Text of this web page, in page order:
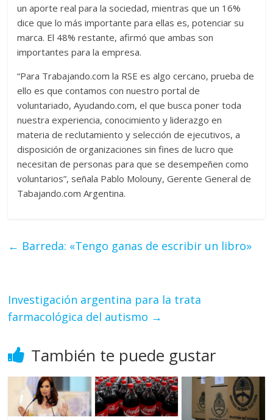
un aporte real para la sociedad, mientras que un 16%
dice que lo más importante para ellas es, potenciar su
marca. El 48% restante, afirmó que ambas son
importantes para la empresa.
“Para Trabajando.com la RSE es algo cercano, prueba de
ello es que contamos con nuestro portal de
voluntariado, Ayudando.com, el que busca poner toda
nuestra experiencia, conocimiento y liderazgo en
materia de reclutamiento y selección de ejecutivos, a
disposición de organizaciones sin fines de lucro que
necesitan de personas para que se desempeñen como
voluntarios”, señala Pablo Molouny, Gerente General de
Tabajando.com Argentina.
← Barreda: «Tengo ganas de escribir un libro»
Investigación argentina para la trata
farmacológica del autismo →
También te puede gustar